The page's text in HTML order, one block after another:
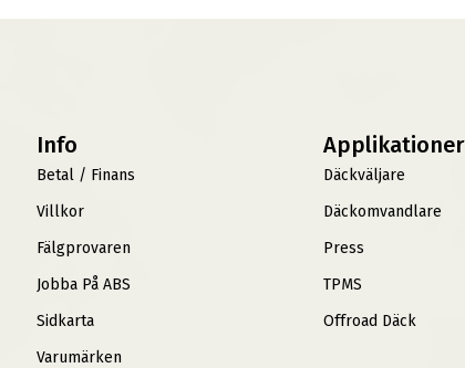
Info
Betal / Finans
Villkor
Fälgprovaren
Jobba På ABS
Sidkarta
Varumärken
Applikationer
Däckväljare
Däckomvandlare
Press
TPMS
Offroad Däck